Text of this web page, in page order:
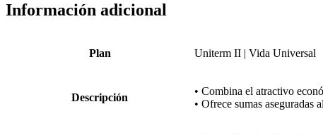
Información adicional
Plan Uniterm II | Vida Universal
Descripción
• Combina el atractivo
• Ofrece sumas aseguradas